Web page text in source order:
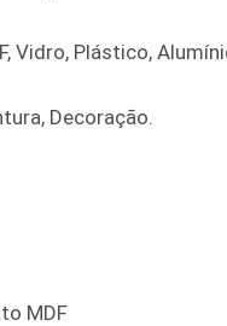
Vidro, Plástico,
Decoração.
MDF